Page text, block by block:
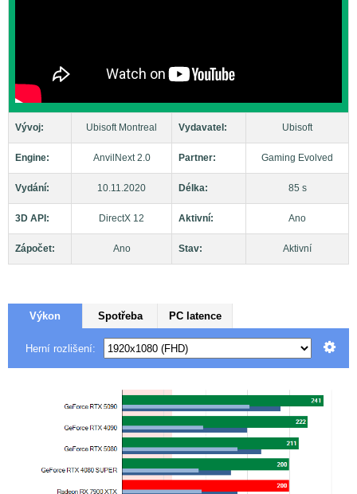
Vývoj: Ubisoft Montreal Vydavatel: Ubisoft
Engine: AnvilNext 2.0 Partner: Gaming Evolved
Vydání: 10.11.2020 Délka: 85 s
3D API: DirectX 12 Aktivní: Ano
Zápočet: Ano Stav: Aktivní
Výkon Spotřeba PC latence
Herní rozlišení: